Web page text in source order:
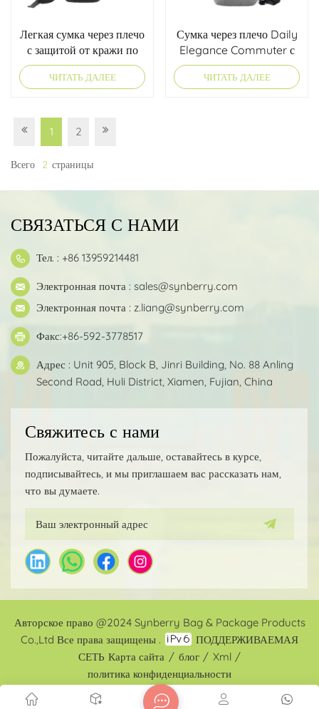
Легкая сумка через плечо
с защитой от кражи по
оптовой цене с D-
образным кольцом
ЧИТАТЬ ДАЛЕЕ
Сумка через плечо Daily
Elegance Commuter с
логотипом на заказ
ЧИТАТЬ ДАЛЕЕ
1 2
Всего 2 Страницы
СВЯЗАТЬСЯ С НАМИ
Тел. : +86 13959214481
Электронная почта : sales@synberry.com
Электронная почта : z.liang@synberry.com
Факс:+86-592-3778517
Адрес : Unit 905, Block B, Jinri Building, No. 88 Anling
Second Road, Huli District, Xiamen, Fujian, China
Свяжитесь с нами
Пожалуйста, читайте дальше, оставайтесь в курсе,
подписывайтесь, и мы приглашаем вас рассказать нам,
что вы думаете.
Авторское право @2024 Synberry Bag & Package Products
Co.,Ltd Все права защищены .
ПОДДЕРЖИВАЕМАЯ
СЕТЬ Карта сайта / блог / Xml /
политика конфиденциальности